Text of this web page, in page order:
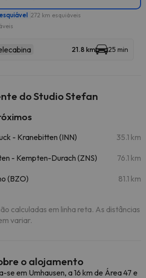
272 km esquiáveis
21.8 km 25 min
do Studio Stefan
- Kranebitten (INN) 35.1 km
- Kempten-Durach (ZNS) 76.1 km
(BZO) 81.1 km
calculadas em linha reta. As distâncias
variar.
o alojamento
se em Umhausen, a 16 km de Área 47 e